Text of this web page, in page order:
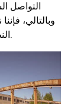
التواصل
وبالتالي،
النظر مع خبراء آخرين في مجال البريكاسترس.